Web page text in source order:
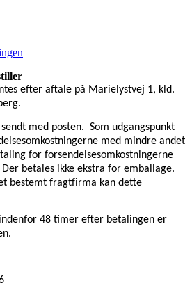
efter aftale på Marielystvej 1, kld.
med posten. Som udgangspunkt
med mindre andet
for forsendelsesomkostningerne
betales ikke ekstra for emballage.
bestemt fragtfirma kan dette
48 timer efter betalingen er